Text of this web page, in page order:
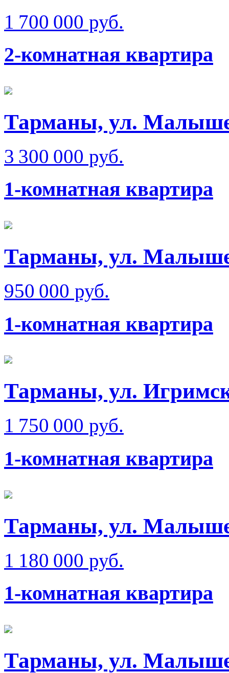
1 700 000 руб.
2-комнатная квартира
Тарманы, ул.
3 300 000 руб.
1-комнатная квартира
Тарманы, ул.
950 000 руб.
1-комнатная квартира
Тарманы, ул.
1 750 000 руб.
1-комнатная квартира
Тарманы, ул.
1 180 000 руб.
1-комнатная квартира
Тарманы, ул.